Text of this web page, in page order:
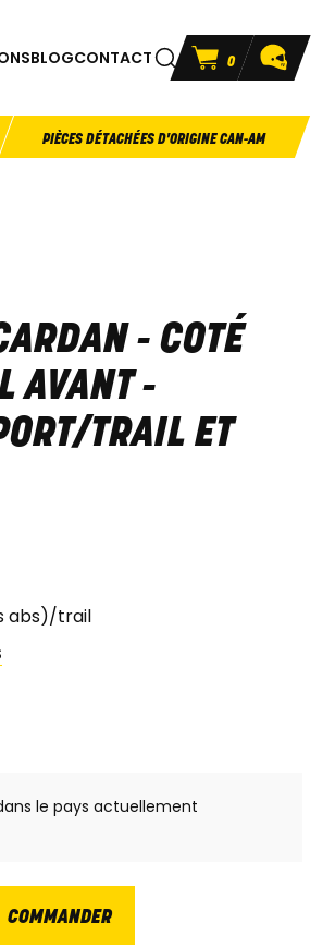
BLOGCONTACT 0
PIÈCES DÉTACHÉES D'ORIGINE CAN-AM
- COTÉ
AVANT -
TRAIL ET
abs)/trail
le pays actuellement
COMMANDER